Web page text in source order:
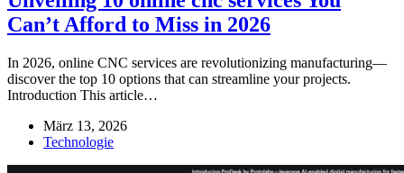
Can’t Afford to Miss in 2026
In 2026, online CNC services are revolutionizing manufacturing—
discover the top 10 options that can streamline your projects.
Introduction This article…
März 13, 2026
Technologie